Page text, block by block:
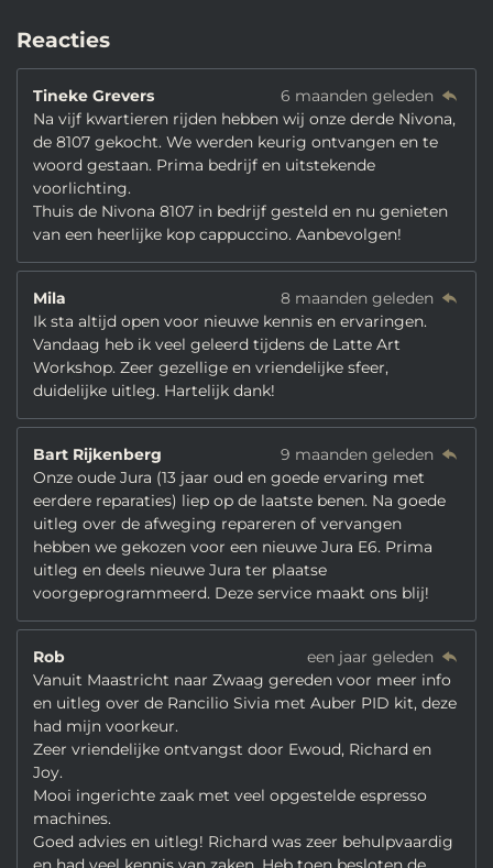
Reacties
Tineke Grevers
6 maanden geleden
Na vijf kwartieren rijden hebben wij onze derde Nivona,
de 8107 gekocht. We werden keurig ontvangen en te
woord gestaan. Prima bedrijf en uitstekende
voorlichting.
Thuis de Nivona 8107 in bedrijf gesteld en nu genieten
van een heerlijke kop cappuccino. Aanbevolgen!
Mila
8 maanden geleden
Ik sta altijd open voor nieuwe kennis en ervaringen.
Vandaag heb ik veel geleerd tijdens de Latte Art
Workshop. Zeer gezellige en vriendelijke sfeer,
duidelijke uitleg. Hartelijk dank!
Bart Rijkenberg
9 maanden geleden
Onze oude Jura (13 jaar oud en goede ervaring met
eerdere reparaties) liep op de laatste benen. Na goede
uitleg over de afweging repareren of vervangen
hebben we gekozen voor een nieuwe Jura E6. Prima
uitleg en deels nieuwe Jura ter plaatse
voorgeprogrammeerd. Deze service maakt ons blij!
Rob
een jaar geleden
Vanuit Maastricht naar Zwaag gereden voor meer info
en uitleg over de Rancilio Sivia met Auber PID kit, deze
had mijn voorkeur.
Zeer vriendelijke ontvangst door Ewoud, Richard en
Joy.
Mooi ingerichte zaak met veel opgestelde espresso
machines.
Goed advies en uitleg! Richard was zeer behulpvaardig